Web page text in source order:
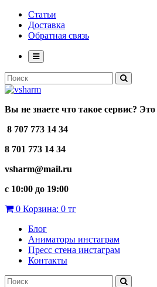
Статьи
Доставка
Обратная связь
Вы не знаете что такое сервис?
8 707 773 14 34
8 701 773 14 34
vsharm@mail.ru
c 10:00 до 19:00
0 Корзина: 0 тг
Блог
Аниматоры инстаграм
Пресс стена инстаграм
Контакты